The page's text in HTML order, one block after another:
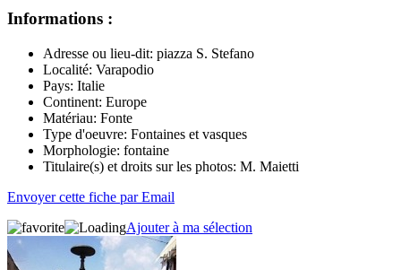
Informations :
Adresse ou lieu-dit: piazza S. Stefano
Localité: Varapodio
Pays: Italie
Continent: Europe
Matériau: Fonte
Type d'oeuvre: Fontaines et vasques
Morphologie: fontaine
Titulaire(s) et droits sur les photos: M. Maietti
Envoyer cette fiche par Email
Ajouter à ma sélection